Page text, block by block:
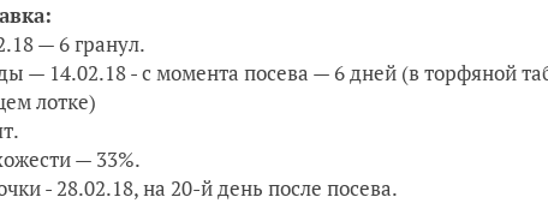
— 6 гранул.
— 14.02.18 - с момента посева — 6 дней (в торфяной
лотке)
— 33%.
- 28.02.18, на 20-й день после посева.